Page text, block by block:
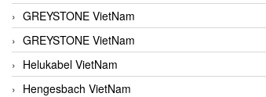
GREYSTONE VietNam
GREYSTONE VietNam
Helukabel VietNam
Hengesbach VietNam